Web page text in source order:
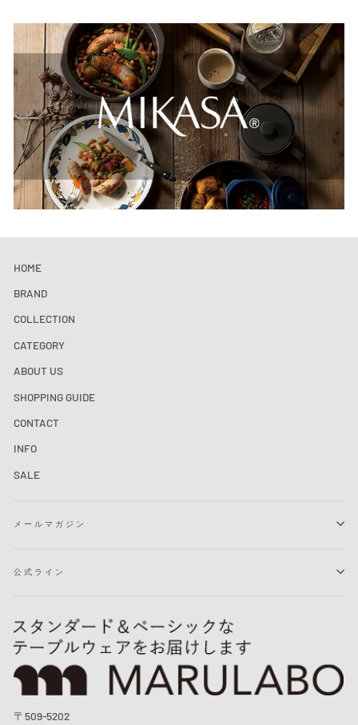
HOME
BRAND
COLLECTION
CATEGORY
ABOUT US
SHOPPING GUIDE
CONTACT
INFO
SALE
メールマガジン
公式ライン
〒509-5202